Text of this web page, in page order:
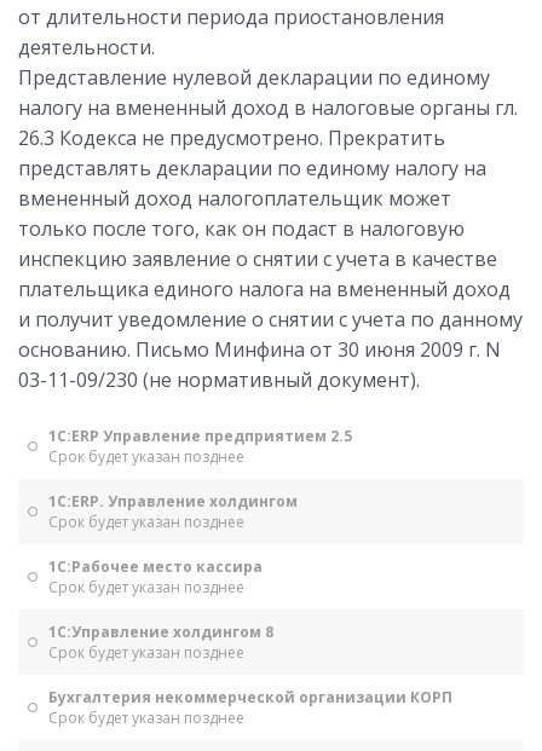
от длительности периода приостановления
деятельности.
Представление нулевой декларации по единому
налогу на вмененный доход в налоговые органы гл.
26.3 Кодекса не предусмотрено. Прекратить
представлять декларации по единому налогу на
вмененный доход налогоплательщик может
только после того, как он подаст в налоговую
инспекцию заявление о снятии с учета в качестве
плательщика единого налога на вмененный доход
и получит уведомление о снятии с учета по данному
основанию. Письмо Минфина от 30 июня 2009 г. N
03-11-09/230 (не нормативный документ).
1С:ERP Управление предприятием 2.5
Срок будет указан позднее
1С:ERP. Управление холдингом
Срок будет указан позднее
1С:Рабочее место кассира
Срок будет указан позднее
1С:Управление холдингом 8
Срок будет указан позднее
Бухгалтерия некоммерческой организации КОРП
Срок будет указан позднее